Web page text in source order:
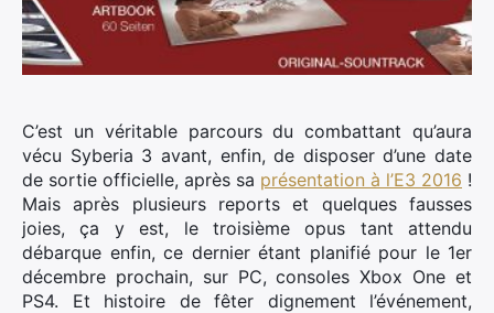
C’est un véritable parcours du combattant qu’aura
vécu Syberia 3 avant, enfin, de disposer d’une date
de sortie officielle, après sa présentation à l’E3 2016 !
Mais après plusieurs reports et quelques fausses
joies, ça y est, le troisième opus tant attendu
débarque enfin, ce dernier étant planifié pour le 1er
décembre prochain, sur PC, consoles Xbox One et
PS4. Et histoire de fêter dignement l’événement,